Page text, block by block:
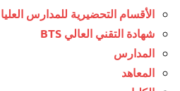
الأقسام التحضيرية للمدارس العليا CPGE
شهادة التقني العالي BTS
المدارس
المعاهد